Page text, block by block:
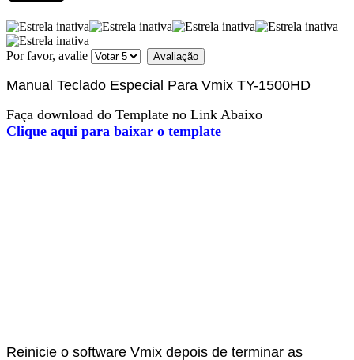
Por favor, avalie
Manual Teclado Especial Para Vmix TY-1500HD
Faça download do Template no Link Abaixo
Clique aqui para baixar o template
Reinicie o software Vmix depois de terminar as